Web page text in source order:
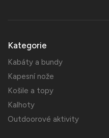
Kategorie
Kabáty a bundy
Kapesní nože
Košile a topy
Kalhoty
Outdoorové aktivity